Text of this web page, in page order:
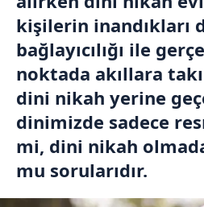
kişilerin inandıkları
bağlayıcılığı ile
noktada akıllara
dini nikah yerine
dinimizde sadece
mi, dini nikah
mu sorularıdır.